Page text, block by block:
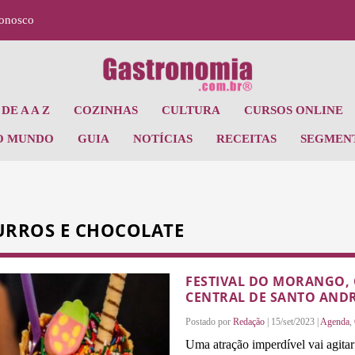
A A Z COZINHAS CULTURA CURSOS ONLINE
MUNDO GUIA NOTÍCIAS RECEITAS
E CHOCOLATE
FESTIVAL DO MORANGO,
CENTRAL DE SANTO
Postado por Redação 15/set/2023 Agenda,
Uma atração imperdível vai